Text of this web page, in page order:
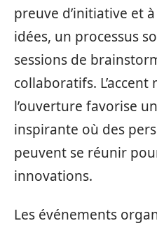
preuve d’initiative et
idées, un processus
sessions de
collaboratifs. L’accent
l’ouverture favorise
inspirante où des
peuvent se réunir
innovations.
Les événements